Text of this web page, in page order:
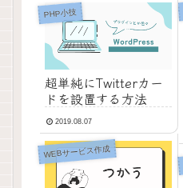
PHP小技
超単純にTwitterカー
ドを設置する方法
2019.08.07
WEBサービス作成